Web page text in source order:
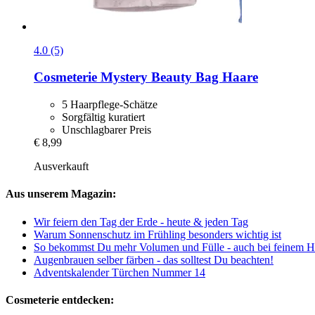
4.0 (5)
Cosmeterie Mystery Beauty Bag Haare
5 Haarpflege-Schätze
Sorgfältig kuratiert
Unschlagbarer Preis
€ 8,99
Ausverkauft
Aus unserem Magazin:
Wir feiern den Tag der Erde - heute & jeden Tag
Warum Sonnenschutz im Frühling besonders wichtig ist
So bekommst Du mehr Volumen und Fülle - auch bei feinem
Augenbrauen selber färben - das solltest Du beachten!
Adventskalender Türchen Nummer 14
Cosmeterie entdecken: